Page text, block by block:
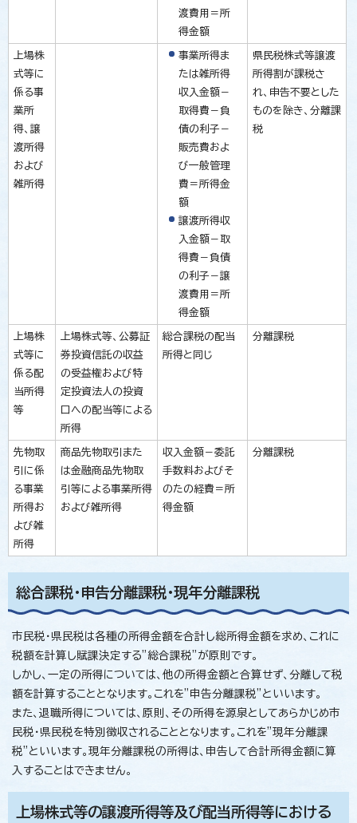
渡費用＝所
得金額
上場株
式等に
係る事
業所
得、譲
渡所得
および
雑所得
事業所得ま
たは雑所得
収入金額－
取得費－負
債の利子－
販売費およ
び一般管理
費＝所得金
額
譲渡所得収
入金額－取
得費－負債
の利子－譲
渡費用＝所
得金額
県民税株式等譲渡
所得割が課税さ
れ、申告不要とした
ものを除き、分離課
税
上場株
式等に
係る配
当所得
等
上場株式等、公募証
券投資信託の収益
の受益権および特
定投資法人の投資
口への配当等による
所得
総合課税の配当
所得と同じ
分離課税
先物取
引に係
る事業
所得お
よび雑
所得
商品先物取引また
は金融商品先物取
引等による事業所得
および雑所得
収入金額－委託
手数料およびそ
のたの経費＝所
得金額
分離課税
総合課税・申告分離課税・現年分離課税
市民税・県民税は各種の所得金額を合計し総所得金額を求め、これに
税額を計算し賦課決定する”総合課税”が原則です。
しかし、一定の所得については、他の所得金額と合算せず、分離して税
額を計算することとなります。これを”申告分離課税”といいます。
また、退職所得については、原則、その所得を源泉としてあらかじめ市
民税・県民税を特別徴収されることとなります。これを”現年分離課
税”といいます。現年分離課税の所得は、申告して合計所得金額に算
入することはできません。
上場株式等の譲渡所得等及び配当所得等における